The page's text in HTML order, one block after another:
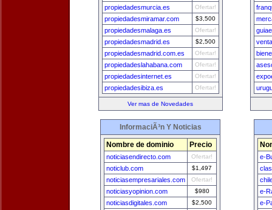
propiedadesmurcia.es Ofertar!
propiedadesmiramar.com $3,500
propiedadesmalaga.es Ofertar!
propiedadesmadrid.es $2,500
propiedadesmadrid.com.es Ofertar!
propiedadeslahabana.com Ofertar!
propiedadesinternet.es Ofertar!
propiedadesibiza.es Ofertar!
Ver mas de Novedades
InformaciÃ³n Y Noticias
Nombre de dominio Precio
noticiasendirecto.com Ofertar!
noticlub.com $1,497
noticiasempresariales.com Ofertar!
noticiasyopinion.com $980
noticiasdigitales.com $2,500
e-
e-
e-